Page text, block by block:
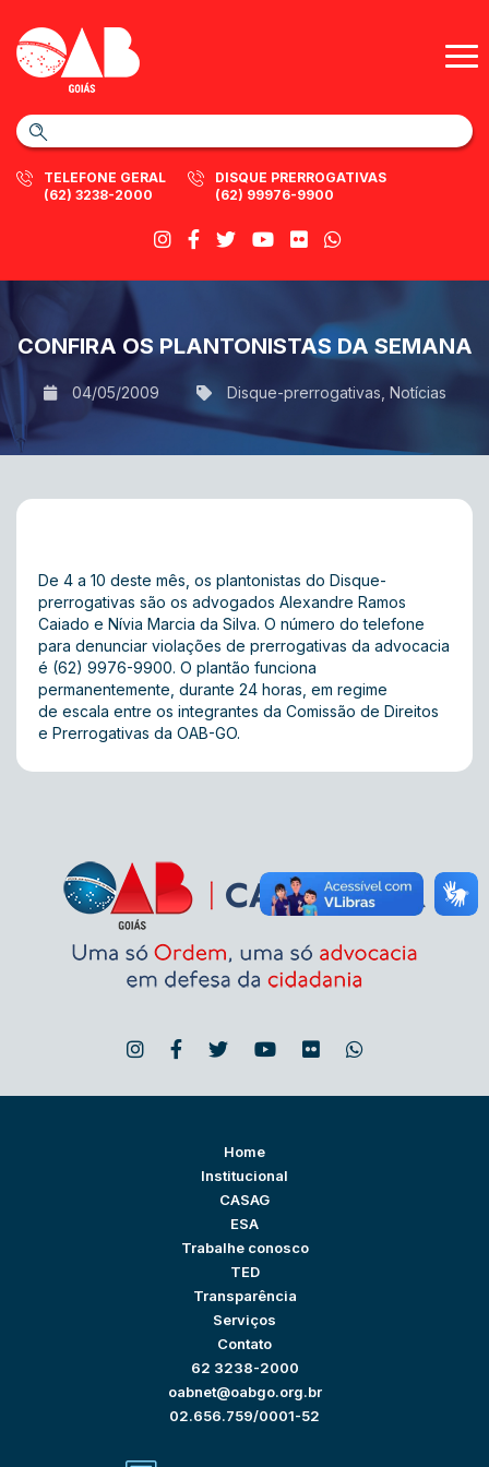
TELEFONE GERAL
(62) 3238-2000
DISQUE PRERROGATIVAS
(62) 99976-9900
CONFIRA OS PLANTONISTAS DA SEMANA
04/05/2009 Disque-prerrogativas Notícias
De 4 a 10 deste mês, os plantonistas do Disque-
prerrogativas são os advogados Alexandre Ramos
Caiado e Nívia Marcia da Silva. O número do telefone
para denunciar violações de prerrogativas da advocacia
é (62) 9976-9900. O plantão funciona
permanentemente, durante 24 horas, em regime
de escala entre os integrantes da Comissão de Direitos
e Prerrogativas da OAB-GO.
Home
Institucional
CASAG
ESA
Trabalhe conosco
TED
Transparência
Serviços
Contato
62 3238-2000
oabnet@oabgo.org.br
02.656.759/0001-52